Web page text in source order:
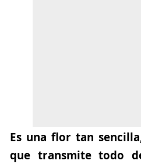
Es una flor tan
que transmite todo